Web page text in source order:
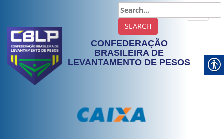
CONFEDERAÇÃO
BRASILEIRA DE
LEVANTAMENTO DE PESOS